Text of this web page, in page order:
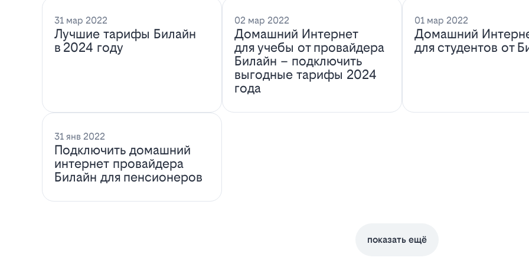
31 мар 2022
Лучшие тарифы Билайн
в 2024 году
02 мар 2022
Домашний Интернет
для учебы от провайдера
Билайн – подключить
выгодные тарифы 2024
года
01 мар 2022
Домашний
для студентов от
31 янв 2022
Подключить домашний
интернет провайдера
Билайн для пенсионеров
показать ещё